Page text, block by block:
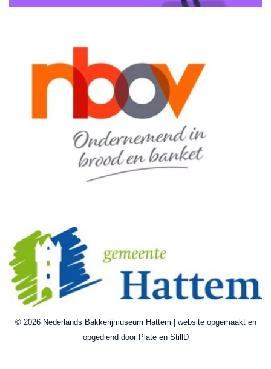
© 2026 Nederlands Bakkerijmuseum Hattem | website opgemaakt en
opgediend door Plate en StillD